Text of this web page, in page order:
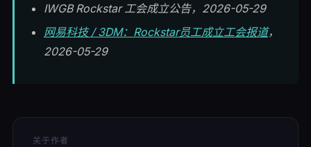
IWGB Rockstar 工会成立公告，2026-05-29
网易科技 / 3DM：Rockstar员工成立工会报道，
2026-05-29
关于作者